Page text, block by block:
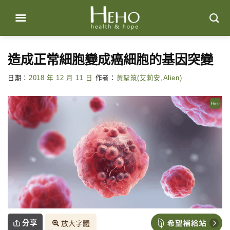
content
造成正常細胞變成癌細胞的基因突變
日期： 2018 年 12 月 11 日 作者： 黃聖筑(艾莉安,Alien)
分享 放大字體